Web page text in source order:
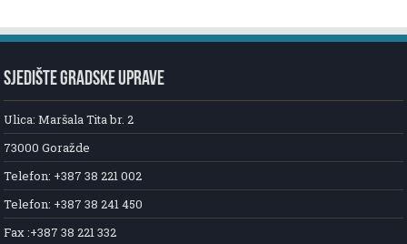
SJEDIŠTE GRADSKE UPRAVE
Ulica: Maršala Tita br. 2
73000 Goražde
Telefon: +387 38 221 002
Telefon: +387 38 241 450
Fax :+387 38 221 332